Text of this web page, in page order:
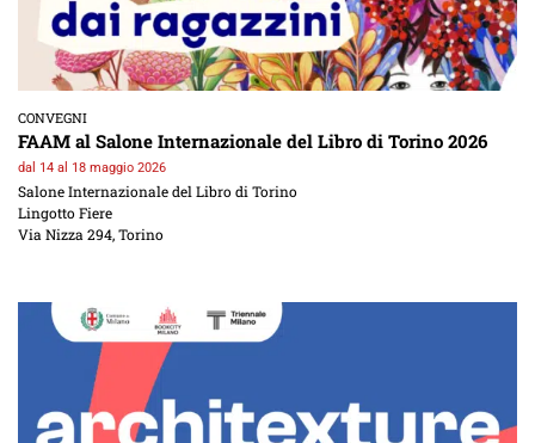
CONVEGNI
FAAM al Salone Internazionale del Libro di Torino 2026
dal 14 al 18 maggio 2026
Salone Internazionale del Libro di Torino
Lingotto Fiere
Via Nizza 294, Torino